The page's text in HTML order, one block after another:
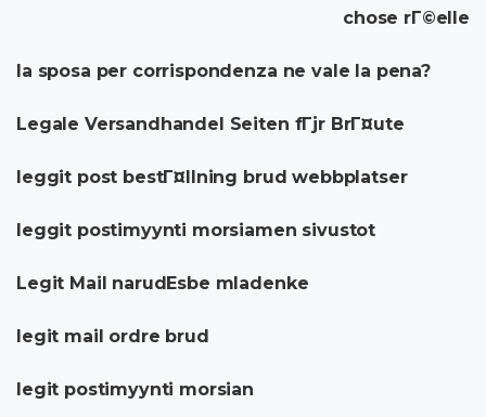
chose rГ©elle
la sposa per corrispondenza ne vale la pena?
Legale Versandhandel Seiten fГјr BrГ¤ute
leggit post bestГ¤llning brud webbplatser
leggit postimyynti morsiamen sivustot
Legit Mail narudЕѕbe mladenke
legit mail ordre brud
legit postimyynti morsian